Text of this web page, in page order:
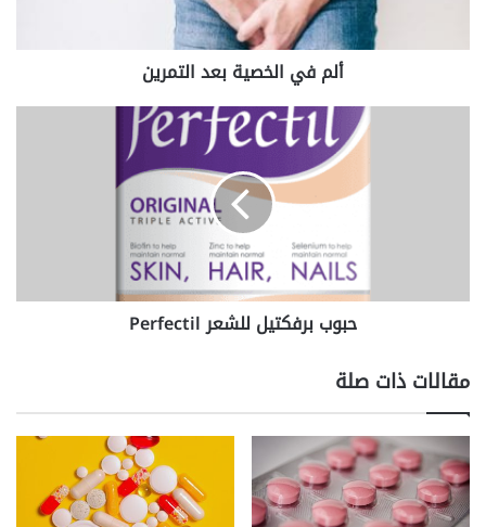
ألم في الخصية بعد التمرين
حبوب برفكتيل للشعر Perfectil
مقالات ذات صلة